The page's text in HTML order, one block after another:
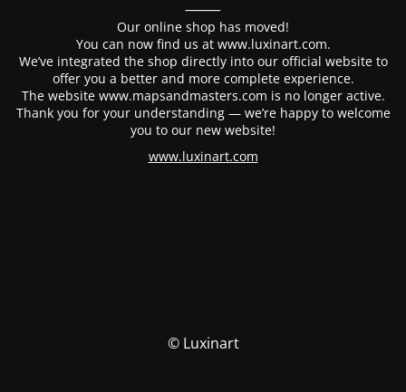
⸻
Our online shop has moved!
You can now find us at www.luxinart.com.
We’ve integrated the shop directly into our official website to
offer you a better and more complete experience.
The website www.mapsandmasters.com is no longer active.
Thank you for your understanding — we’re happy to welcome
you to our new website!
www.luxinart.com
© Luxinart